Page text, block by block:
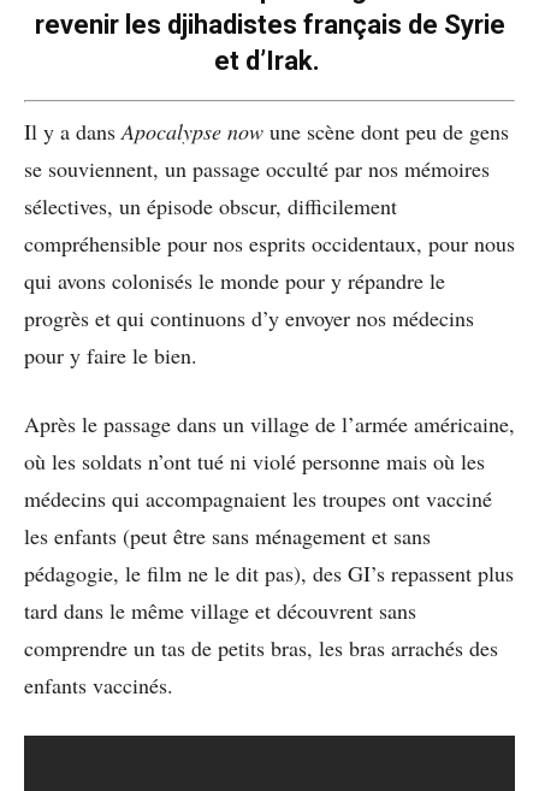
revenir les djihadistes français de Syrie
et d’Irak.
Il y a dans Apocalypse now une scène dont peu de gens
se souviennent, un passage occulté par nos mémoires
sélectives, un épisode obscur, difficilement
compréhensible pour nos esprits occidentaux, pour nous
qui avons colonisés le monde pour y répandre le
progrès et qui continuons d’y envoyer nos médecins
pour y faire le bien.
Après le passage dans un village de l’armée américaine,
où les soldats n’ont tué ni violé personne mais où les
médecins qui accompagnaient les troupes ont vacciné
les enfants (peut être sans ménagement et sans
pédagogie, le film ne le dit pas), des GI’s repassent plus
tard dans le même village et découvrent sans
comprendre un tas de petits bras, les bras arrachés des
enfants vaccinés.